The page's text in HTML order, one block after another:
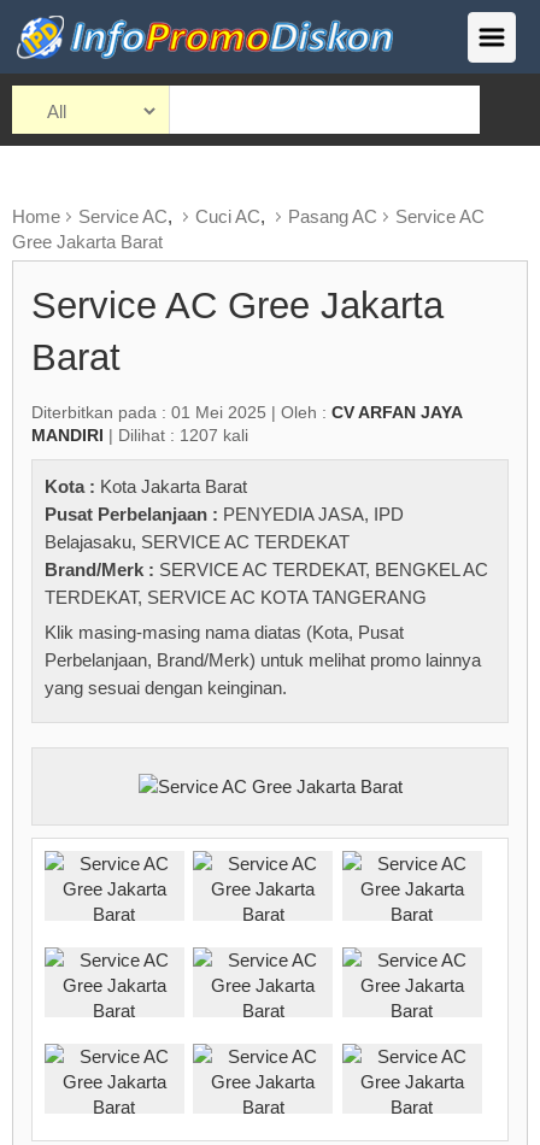
Home Service AC, Cuci AC, Pasang AC
Service AC
Gree Jakarta Barat
Service AC Gree Jakarta
Barat
Diterbitkan pada : 01 Mei 2025 | Oleh : CV ARFAN JAYA
MANDIRI | Dilihat : 1207 kali
Kota : Kota Jakarta Barat
Pusat Perbelanjaan : PENYEDIA JASA, IPD
Belajasaku, SERVICE AC TERDEKAT
Brand/Merk : SERVICE AC TERDEKAT, BENGKEL AC
TERDEKAT, SERVICE AC KOTA TANGERANG
Klik masing-masing nama diatas (Kota, Pusat
Perbelanjaan, Brand/Merk) untuk melihat promo lainnya
yang sesuai dengan keinginan.